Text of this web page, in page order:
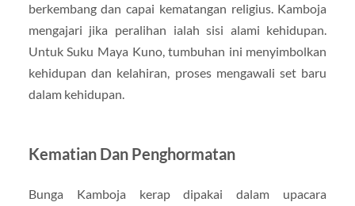
berkembang dan capai kematangan religius. Kamboja
mengajari jika peralihan ialah sisi alami kehidupan.
Untuk Suku Maya Kuno, tumbuhan ini menyimbolkan
kehidupan dan kelahiran, proses mengawali set baru
dalam kehidupan.
Kematian Dan Penghormatan
Bunga Kamboja kerap dipakai dalam upacara